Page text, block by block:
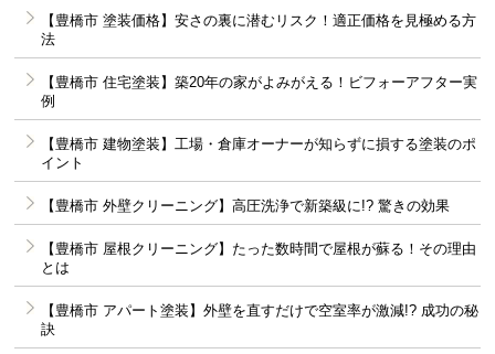
【豊橋市 塗装価格】安さの裏に潜むリスク！適正価格を見極める方
法
【豊橋市 住宅塗装】築20年の家がよみがえる！ビフォーアフター実
例
【豊橋市 建物塗装】工場・倉庫オーナーが知らずに損する塗装のポ
イント
【豊橋市 外壁クリーニング】高圧洗浄で新築級に!? 驚きの効果
【豊橋市 屋根クリーニング】たった数時間で屋根が蘇る！その理由
とは
【豊橋市 アパート塗装】外壁を直すだけで空室率が激減!? 成功の秘
訣